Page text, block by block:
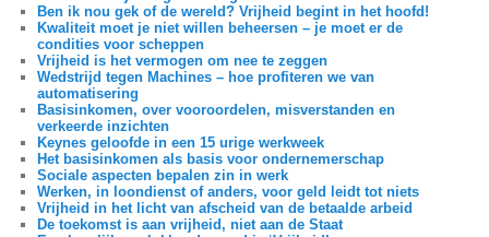
Ben ik nou gek of de wereld? Vrijheid begint in het hoofd!
Kwaliteit moet je niet willen beheersen – je moet er de
condities voor scheppen
Vrijheid is het vermogen om nee te zeggen
Wedstrijd tegen Machines – hoe profiteren we van
automatisering
Basisinkomen, over vooroordelen, misverstanden en
verkeerde inzichten
Keynes geloofde in een 15 urige werkweek
Het basisinkomen als basis voor ondernemerschap
Sociale aspecten bepalen zin in werk
Werken, in loondienst of anders, voor geld leidt tot niets
Vrijheid in het licht van afscheid van de betaalde arbeid
De toekomst is aan vrijheid, niet aan de Staat